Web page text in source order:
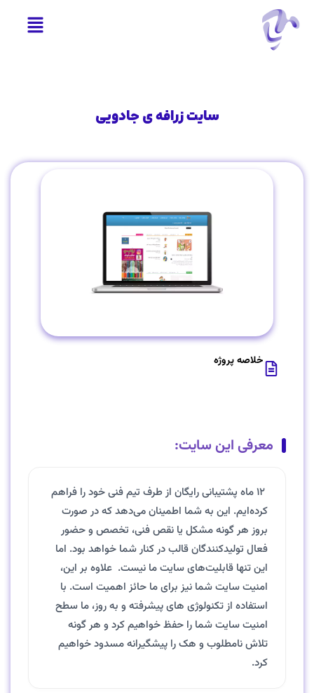
سایت زرافه ی جادویی
خلاصه پروژه
معرفی این سایت:
۱۲ ماه پشتیبانی رایگان از طرف تیم فنی خود را فراهم
کرده‌ایم. این به شما اطمینان می‌دهد که در صورت
بروز هر گونه مشکل یا نقص فنی، تخصص و حضور
فعال تولیدکنندگان قالب در کنار شما خواهد بود. اما
این تنها قابلیت‌های سایت ما نیست. علاوه بر این،
امنیت سایت شما نیز برای ما حائز اهمیت است. با
استفاده از تکنولوژی های پیشرفته و به روز، ما سطح
امنیت سایت شما را حفظ خواهیم کرد و هر گونه
تلاش نامطلوب و هک را پیشگیرانه مسدود خواهیم
کرد.